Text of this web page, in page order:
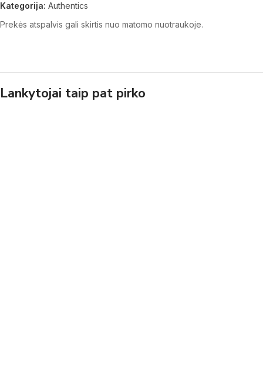
Kategorija: Authentics
Prekės atspalvis gali skirtis nuo matomo nuotraukoje.
Lankytojai taip pat pirko